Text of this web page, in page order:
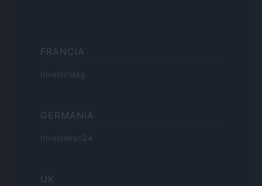
FRANCIA
InvestirMag
GERMANIA
Investieren24
UK